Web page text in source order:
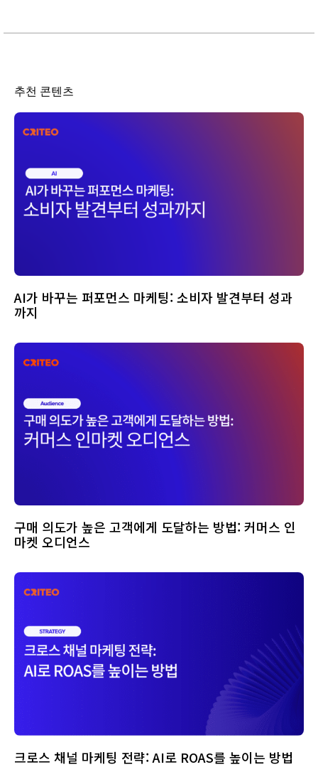
추천 콘텐츠
AI가 바꾸는 퍼포먼스 마케팅: 소비자 발견부터 성과
까지
구매 의도가 높은 고객에게 도달하는 방법: 커머스 인
마켓 오디언스
크로스 채널 마케팅 전략: AI로 ROAS를 높이는 방법